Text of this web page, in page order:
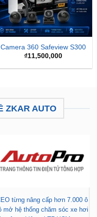
Camera 360 Safeview S300
₫11,500,000
ZKAR AUTO
từng nâng cấp hơn 7.000 ô
mở hệ thống chăm sóc xe hơi